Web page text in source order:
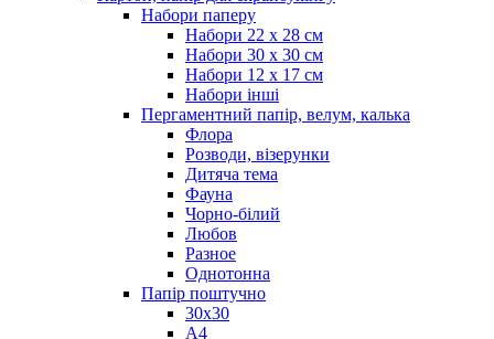
Набори паперу
Набори 22 х 28 см
Набори 30 х 30 см
Набори 12 х 17 см
Набори інші
Пергаментний папір, велум, калька
Флора
Розводи, візерунки
Дитяча тема
Фауна
Чорно-білий
Любов
Разное
Однотонна
Папір поштучно
30х30
А4